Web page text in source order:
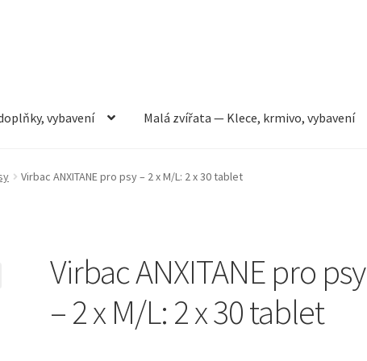
vybavení Malá zvířata — Klece, krmivo, vybavení
vybaveníMůj účet ObchodPokladna Vše pro kočky
Virbac ANXITANE pro psy – 2 x M/L: 2 x 30 tablet
Virbac ANXITANE pro psy
– 2 x M/L: 2 x 30 tablet